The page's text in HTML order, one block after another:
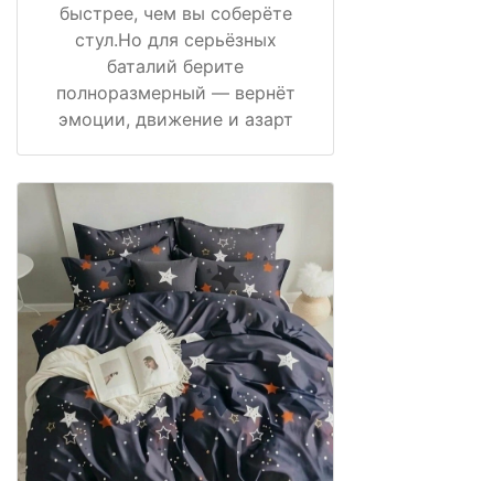
быстрее, чем вы соберёте
стул.Но для серьёзных
баталий берите
полноразмерный — вернёт
эмоции, движение и азарт